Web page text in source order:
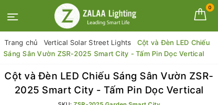
0
Trang chủ Vertical Solar Street Lights
Cột và Đèn LED Chiếu
Sáng Sân Vườn ZSR-2025 Smart City - Tấm Pin Dọc Vertical
Cột và Đèn LED Chiếu Sáng Sân Vườn ZSR-
2025 Smart City - Tấm Pin Dọc Vertical